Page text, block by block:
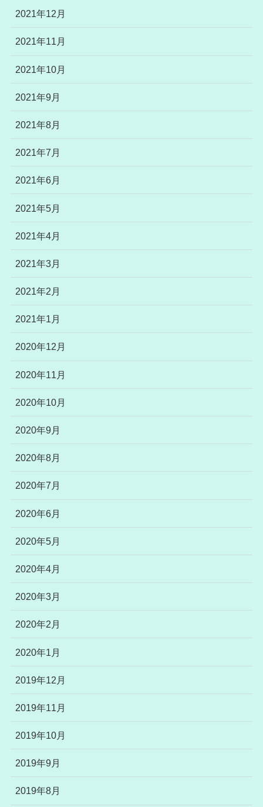
2021年12月
2021年11月
2021年10月
2021年9月
2021年8月
2021年7月
2021年6月
2021年5月
2021年4月
2021年3月
2021年2月
2021年1月
2020年12月
2020年11月
2020年10月
2020年9月
2020年8月
2020年7月
2020年6月
2020年5月
2020年4月
2020年3月
2020年2月
2020年1月
2019年12月
2019年11月
2019年10月
2019年9月
2019年8月